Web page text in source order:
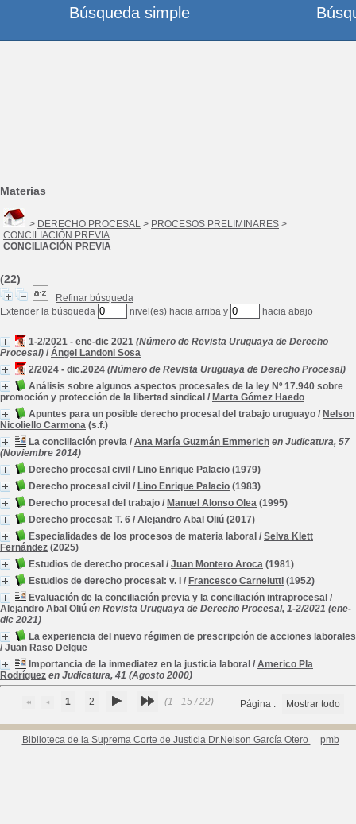
Materias
> DERECHO PROCESAL > PROCESOS PRELIMINARES >
CONCILIACIÓN PREVIA
CONCILIACIÓN PREVIA
(22)
Refinar búsqueda
Extender la búsqueda
nivel(es) hacia arriba y hacia abajo
1-2/2021 - ene-dic 2021 (Número de Revista Uruguaya de Derecho
Procesal) / Ángel Landoni Sosa
2/2024 - dic.2024 (Número de Revista Uruguaya de Derecho Procesal)
Análisis sobre algunos aspectos procesales de la ley Nº 17.940 sobre
promoción y protección de la libertad sindical / Marta Gómez Haedo
Apuntes para un posible derecho procesal del trabajo uruguayo / Nelson
Nicoliello Carmona (s.f.)
La conciliación previa / Ana María Guzmán Emmerich en Judicatura, 57
(Noviembre 2014)
Derecho procesal civil / Lino Enrique Palacio (1979)
Derecho procesal civil / Lino Enrique Palacio (1983)
Derecho procesal del trabajo / Manuel Alonso Olea (1995)
Derecho procesal: T. 6 / Alejandro Abal Oliú (2017)
Especialidades de los procesos de materia laboral / Selva Klett
Fernández (2025)
Estudios de derecho procesal / Juan Montero Aroca (1981)
Estudios de derecho procesal: v. I
/ Francesco Carnelutti (1952)
Evaluación de la conciliación previa y la conciliación intraprocesal /
Alejandro Abal Oliú en Revista Uruguaya de Derecho Procesal, 1-2/2021 (ene-
dic 2021)
La experiencia del nuevo régimen de prescripción de acciones laborales
/ Juan Raso Delgue
Importancia de la inmediatez en la justicia laboral / Americo Pla
Rodríguez en Judicatura, 41 (Agosto 2000)
1 2 (1 - 15 / 22) Página : Mostrar todo
Biblioteca de la Suprema Corte de Justicia Dr.Nelson García Otero pmb
Búsqueda simple